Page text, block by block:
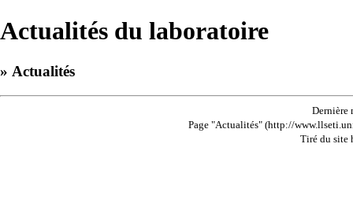
Actualités du laboratoire
» Actualités
Dernière
Page "Actualités" (http://
Tiré du site